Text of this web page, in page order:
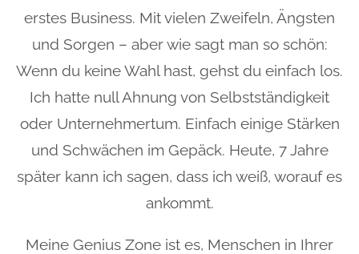
erstes Business. Mit vielen Zweifeln, Ängsten
und Sorgen – aber wie sagt man so schön:
Wenn du keine Wahl hast, gehst du einfach los.
Ich hatte null Ahnung von Selbstständigkeit
oder Unternehmertum. Einfach einige Stärken
und Schwächen im Gepäck. Heute, 7 Jahre
später kann ich sagen, dass ich weiß, worauf es
ankommt.
Meine Genius Zone ist es, Menschen in Ihrer